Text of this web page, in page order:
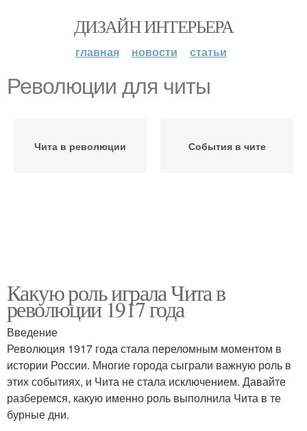
ДИЗАЙН ИНТЕРЬЕРА
главная новости статьи
Революции для читы
Чита в революции События в чите
Какую роль играла Чита в
революции 1917 года
Введение
Революция 1917 года стала переломным моментом в
истории России. Многие города сыграли важную роль в
этих событиях, и Чита не стала исключением. Давайте
разберемся, какую именно роль выполнила Чита в те
бурные дни.